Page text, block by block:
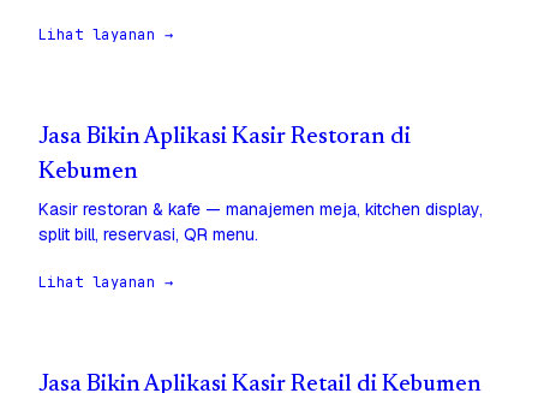
Lihat layanan →
Jasa Bikin Aplikasi Kasir Restoran di
Kebumen
Kasir restoran & kafe — manajemen meja, kitchen display,
split bill, reservasi, QR menu.
Lihat layanan →
Jasa Bikin Aplikasi Kasir Retail di Kebumen